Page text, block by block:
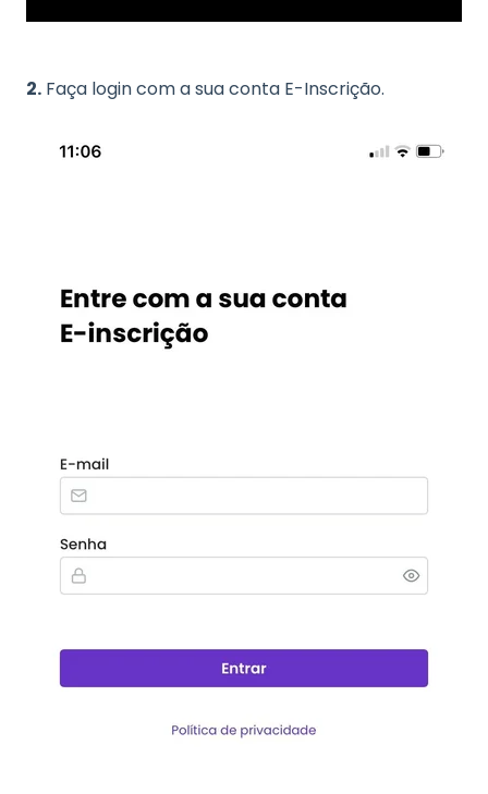
2. Faça login com a sua conta E-Inscrição.